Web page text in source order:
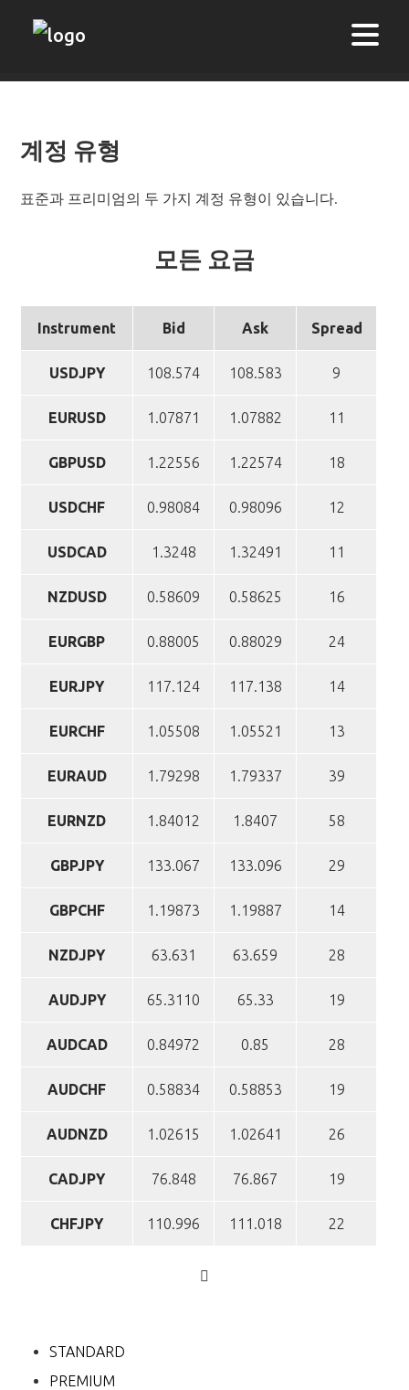
계정 유형
표준과 프리미엄의 두 가지 계정 유형이 있습니다.
모든 요금
Instrument Bid Ask Spread
USDJPY 108.574 108.583 9
EURUSD 1.07871 1.07882 11
GBPUSD 1.22556 1.22574 18
USDCHF 0.98084 0.98096 12
USDCAD 1.3248 1.32491 11
NZDUSD 0.58609 0.58625 16
EURGBP 0.88005 0.88029 24
EURJPY 117.124 117.138 14
EURCHF 1.05508 1.05521 13
EURAUD 1.79298 1.79337 39
EURNZD 1.84012 1.8407 58
GBPJPY 133.067 133.096 29
GBPCHF 1.19873 1.19887 14
NZDJPY 63.631 63.659 28
AUDJPY 65.3110 65.33 19
AUDCAD 0.84972 0.85 28
AUDCHF 0.58834 0.58853 19
AUDNZD 1.02615 1.02641 26
CADJPY 76.848 76.867 19
CHFJPY 110.996 111.018 22
STANDARD
PREMIUM